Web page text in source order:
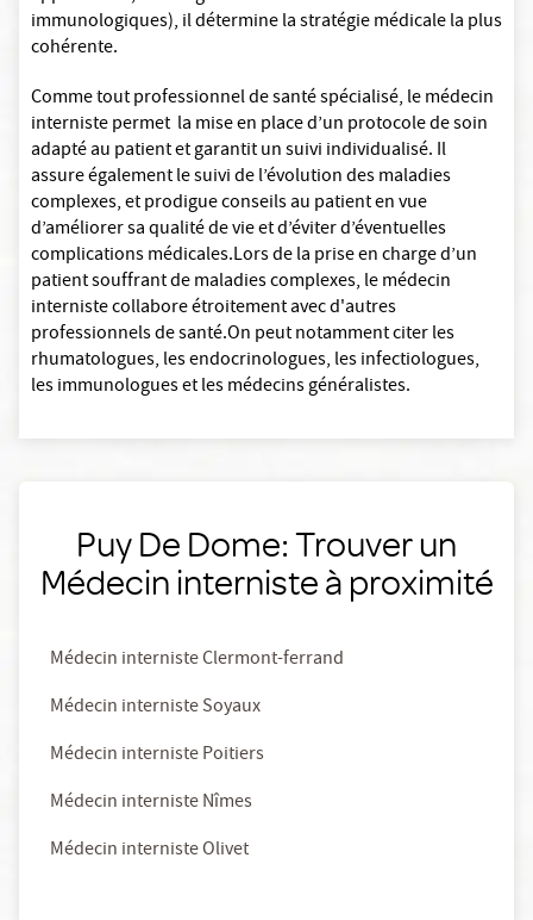
immunologiques), il détermine la stratégie médicale la plus
cohérente.
Comme tout professionnel de santé spécialisé, le médecin
interniste permet la mise en place d’un protocole de soin
adapté au patient et garantit un suivi individualisé. Il
assure également le suivi de l’évolution des maladies
complexes, et prodigue conseils au patient en vue
d’améliorer sa qualité de vie et d’éviter d’éventuelles
complications médicales.Lors de la prise en charge d’un
patient souffrant de maladies complexes, le médecin
interniste collabore étroitement avec d'autres
professionnels de santé.On peut notamment citer les
rhumatologues, les endocrinologues, les infectiologues,
les immunologues et les médecins généralistes.
Puy De Dome: Trouver un
Médecin interniste à proximité
Médecin interniste Clermont-ferrand
Médecin interniste Soyaux
Médecin interniste Poitiers
Médecin interniste Nîmes
Médecin interniste Olivet